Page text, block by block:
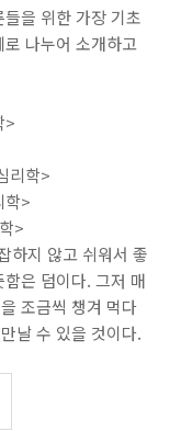
을 위한 가장 기초
나누어 소개하고
>
리학>
학>
>
하지 않고 쉬워서 좋
은 덤이다. 그저 매
조금씩 챙겨 먹다
날 수 있을 것이다.